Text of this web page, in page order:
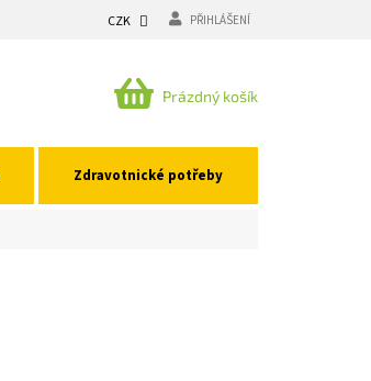
CZK PŘIHLÁŠENÍ
NÁKUPNÍ
Prázdný košík
Zdravotnické potřeby